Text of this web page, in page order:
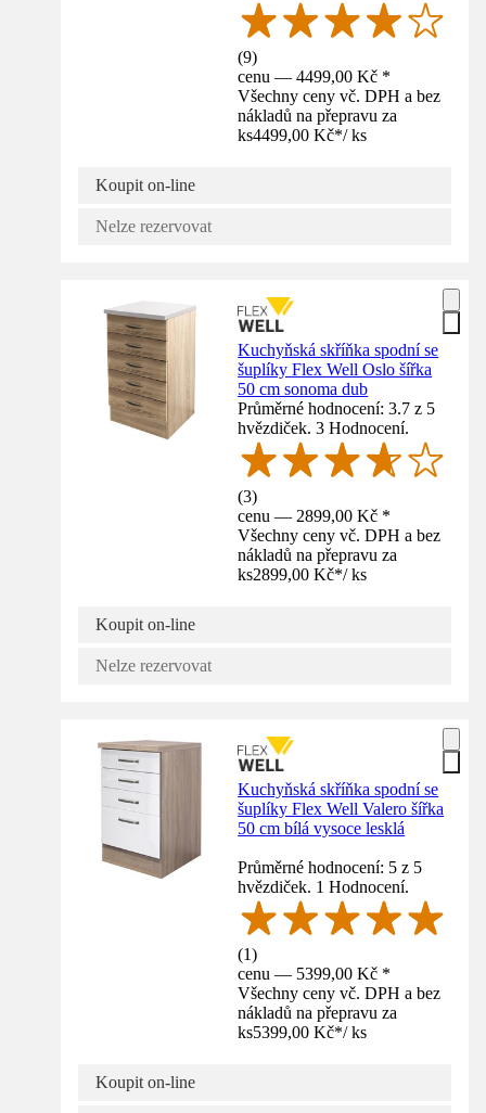
(9)
cenu — 4499,00 Kč *
Všechny ceny vč. DPH a bez
nákladů na přepravu za
ks4499,00 Kč*/ ks
Koupit on-line
Nelze rezervovat
Kuchyňská skříňka spodní se
šuplíky Flex Well Oslo šířka
50 cm sonoma dub
Průměrné hodnocení: 3.7 z 5
hvězdiček. 3 Hodnocení.
(3)
cenu — 2899,00 Kč *
Všechny ceny vč. DPH a bez
nákladů na přepravu za
ks2899,00 Kč*/ ks
Koupit on-line
Nelze rezervovat
Kuchyňská skříňka spodní se
šuplíky Flex Well Valero šířka
50 cm bílá vysoce lesklá
Průměrné hodnocení: 5 z 5
hvězdiček. 1 Hodnocení.
(1)
cenu — 5399,00 Kč *
Všechny ceny vč. DPH a bez
nákladů na přepravu za
ks5399,00 Kč*/ ks
Koupit on-line